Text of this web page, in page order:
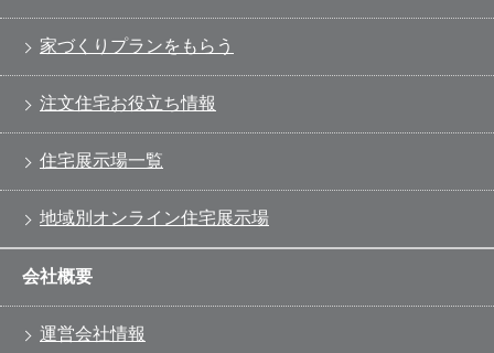
家づくりプランをもらう
注文住宅お役立ち情報
住宅展示場一覧
地域別オンライン住宅展示場
会社概要
運営会社情報